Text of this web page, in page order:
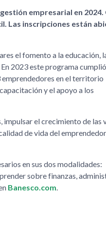
empresarial en 2024.
Las inscripciones están
el fomento a la educación,
2023 este programa
emprendedores en el territorio
y el apoyo a los
el crecimiento de las
de vida del
en sus dos modalidades:
sobre finanzas,
Banesco.com.